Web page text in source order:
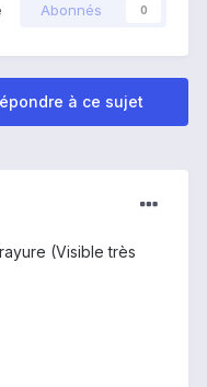
Abonnés 0
à ce sujet
(Visible très